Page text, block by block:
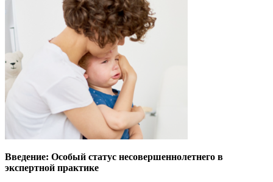
Введение: Особый статус несовершеннолетнего в
экспертной практике